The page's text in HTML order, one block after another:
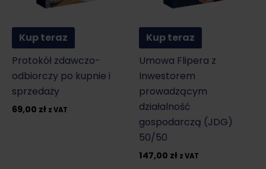
Kup teraz
Protokół zdawczo-
odbiorczy po kupnie i
sprzedaży
69,00 zł z VAT
Kup teraz
Umowa Flipera z
Inwestorem
prowadzącym
działalność
gospodarczą (JDG)
50/50
147,00 zł z VAT